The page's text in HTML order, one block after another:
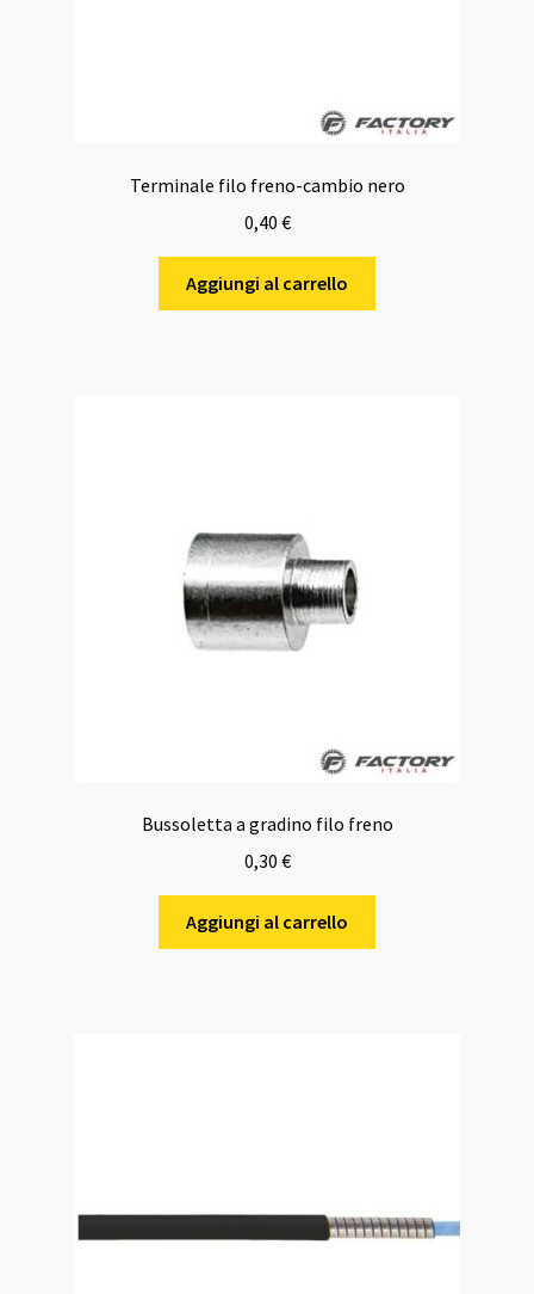
Terminale filo freno-cambio nero
0,40 €
Aggiungi al carrello
Bussoletta a gradino filo freno
0,30 €
Aggiungi al carrello